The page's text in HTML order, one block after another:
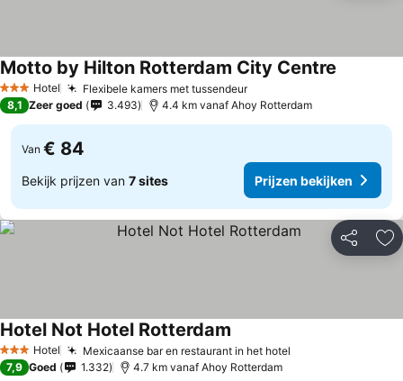
3 SterrenHotel Flexibele kamers met tussendeur
Motto by Hilton Rotterdam City Centre
8,1 Zeer goed 3.493 4.4 km vanaf Ahoy Rotterdam
Van € 84
Bekijk prijzen van 7 sites Prijzen bekijken
Delen
3 SterrenHotel Mexicaanse bar en restaurant in het hotel
Hotel Not Hotel Rotterdam
7,9 Goed 1.332 4.7 km vanaf Ahoy Rotterdam